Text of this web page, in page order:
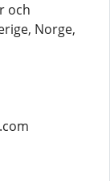
och
Norge,